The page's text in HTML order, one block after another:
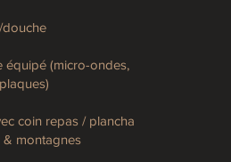
douche
équipé (micro-ondes,
coin repas / plancha
montagnes